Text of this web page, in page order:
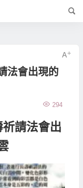
法會出現的
294
請法會出